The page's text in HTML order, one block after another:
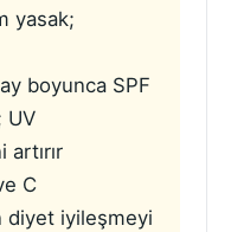
yasak;
boyunca SPF
UV
C
diyet iyileşmeyi